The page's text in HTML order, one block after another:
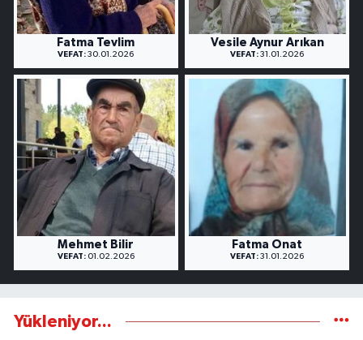
Fatma Tevlim
VEFAT: 30.01.2026
Vesile Aynur Arıkan
VEFAT: 31.01.2026
Mehmet Bilir
VEFAT:01.02.2026
Fatma Onat
VEFAT: 31.01.2026
Yükleniyor...